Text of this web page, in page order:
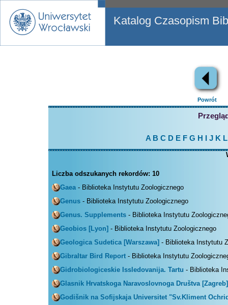
Katalog Czasopism
Powrót
A B C D EFG H J K L
Liczba odszukanych rekordów: 10
Gaea- Biblioteka Instytutu Zoologicznego
Genus - Biblioteka Instytutu Zoologicznego
Genus. Supplements - Biblioteka Instytutu
Geobios [Lyon] - Biblioteka Instytutu Zoologicznego
Geologica Sudetica [Warszawa] - Biblioteka Instytutu
Gibraltar Bird Report - Biblioteka Instytutu
Gidrobiologiceskie Issledovanija. Tartu - Biblioteka
Glasnik Hrvatskoga Naravoslovnoga Društva [Zagreb]
Godišnik na Sofijskaja Universitet "Sv.Kliment